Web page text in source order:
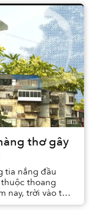
thơ gây
tia nắng đầu
thoang
nay, trời vào thu
nhữ...